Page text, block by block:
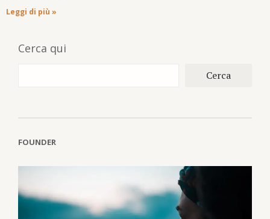
Leggi di più »
Cerca qui
Cerca
FOUNDER